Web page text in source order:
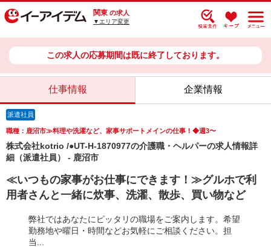
関東 の求人
▼エリア変更
この求人の応募期間は既に終了しております。
仕事情報 企業情報
派遣社員
職種：鹿沼市≫料理や洗濯など、家事サポートメインの仕事！◆週3〜
株式会社kotrio /●UT-H-1870977の介護職・ヘルパーの求人情報詳
細（派遣社員） - 鹿沼市
≪いつもの家事がお仕事にできます！≫グルホで利
用者さんと一緒に炊事、洗濯、散歩、買い物など
弊社ではあなたにピッタリの職場をご案内します。希望
勤務地や曜日・時間などお気軽にご相談ください。担
当...